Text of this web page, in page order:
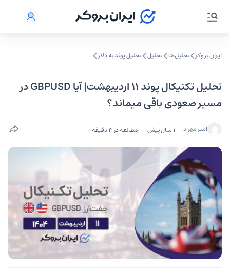
ایران بروکر تحلیل‌ها تحلیل‌ تحلیل پوند به دلار
تحلیل تکنیکال پوند ۱۱ اردیبهشت| آیا GBPUSD در
مسیر صعودی باقی میماند؟
امیر مهراد 1 سال پیش مطالعه در 3 دقیقه